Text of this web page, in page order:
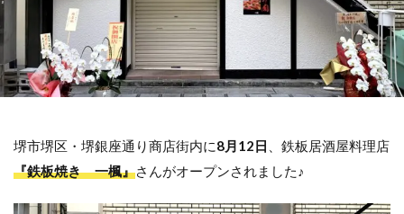
堺市堺区・堺銀座通り商店街内に8月12日
、鉄板居酒屋料理店
『鉄板焼き 一楓』さんがオープンされました♪